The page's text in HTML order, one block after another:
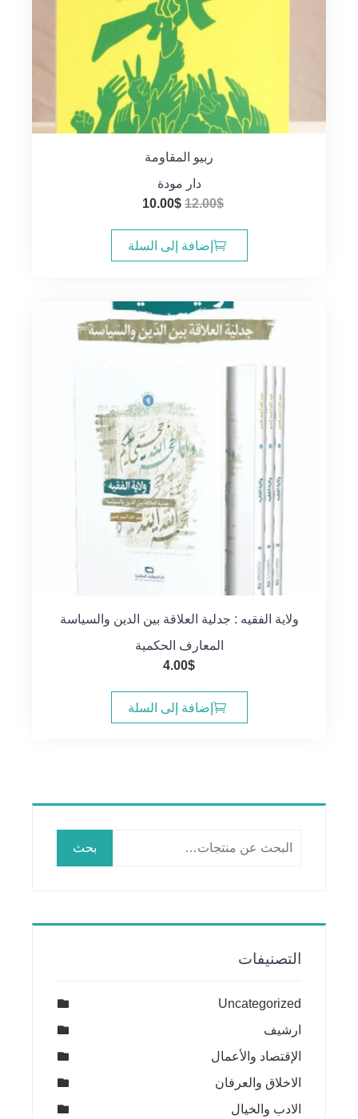
ربيو المقاومة
دار مودة
12.00$
السعر
هو:
12.00$.
10.00$
هو:
10.00$.
إضافة إلى السلة
ولاية الفقيه : جدلية العلاقة بين الدين والسياسة
المعارف الحكمية
4.00$
إضافة إلى السلة
بحث
التصنيفات
Uncategorized
ارشيف
الإقتصاد والأعمال
الاخلاق والعرفان
الادب والخيال